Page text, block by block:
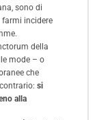
sono di
incidere
della
mode – o
che
si
alla